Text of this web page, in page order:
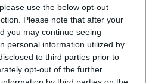
use the below opt-out
Please note that after your
you may continue seeing
personal information utilized by
to third parties prior to
opt-out of the further